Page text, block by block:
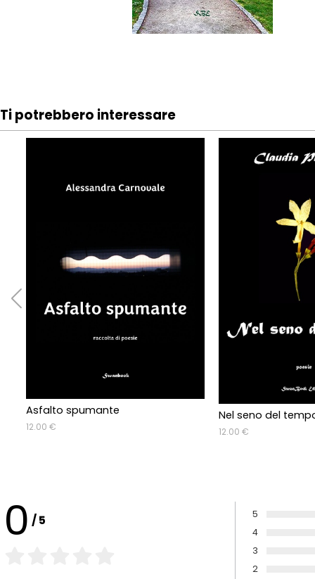
Ti potrebbero interessare
Asfalto spumante
12.00 €
Nel seno del
12.00 €
0 /5 5
4
3
2